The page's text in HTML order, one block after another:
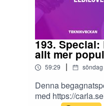
193.
allt mer
59:29 |
Denna
med https://